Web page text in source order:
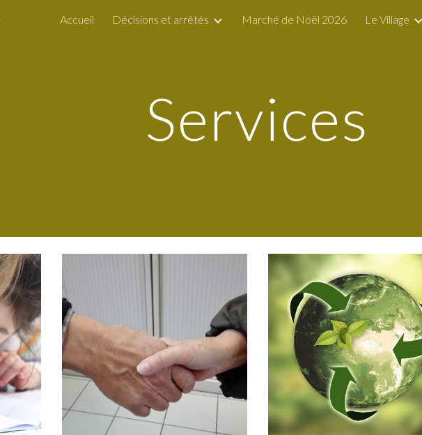
Skip to main content Skip to navigation
Accueil Décisions et arrêtés Marché de Noël 2026 Le Village
Services